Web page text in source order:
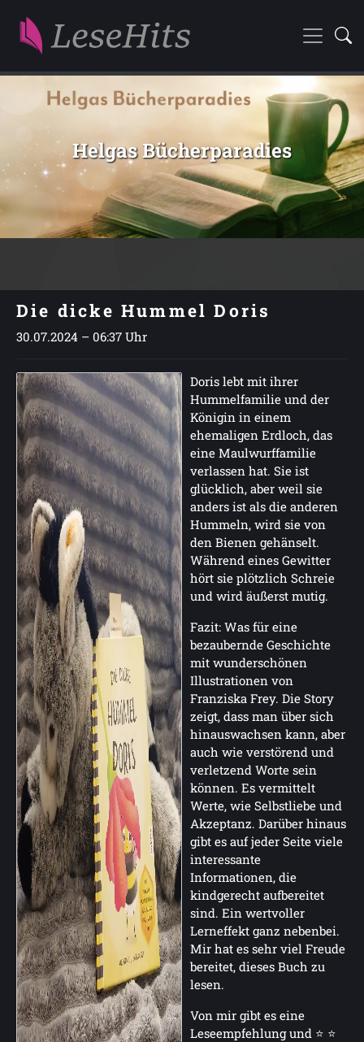
Helgas Bücherparadies
Die dicke Hummel Doris
30.07.2024 – 06:37 Uhr
Doris lebt mit ihrer
Hummelfamilie und der
Königin in einem
ehemaligen Erdloch, das
eine Maulwurffamilie
verlassen hat. Sie ist
glücklich, aber weil sie
anders ist als die anderen
Hummeln, wird sie von
den Bienen gehänselt.
Während eines Gewitter
hört sie plötzlich Schreie
und wird äußerst mutig.
Fazit: Was für eine
bezaubernde Geschichte
mit wunderschönen
Illustrationen von
Franziska Frey. Die Story
zeigt, dass man über sich
hinauswachsen kann, aber
auch wie verstörend und
verletzend Worte sein
können. Es vermittelt
Werte, wie Selbstliebe und
Akzeptanz. Darüber hinaus
gibt es auf jeder Seite viele
interessante
Informationen, die
kindgerecht aufbereitet
sind. Ein wertvoller
Lerneffekt ganz nebenbei.
Mir hat es sehr viel Freude
bereitet, dieses Buch zu
lesen.
Von mir gibt es eine
Leseempfehlung und ⭐ ⭐